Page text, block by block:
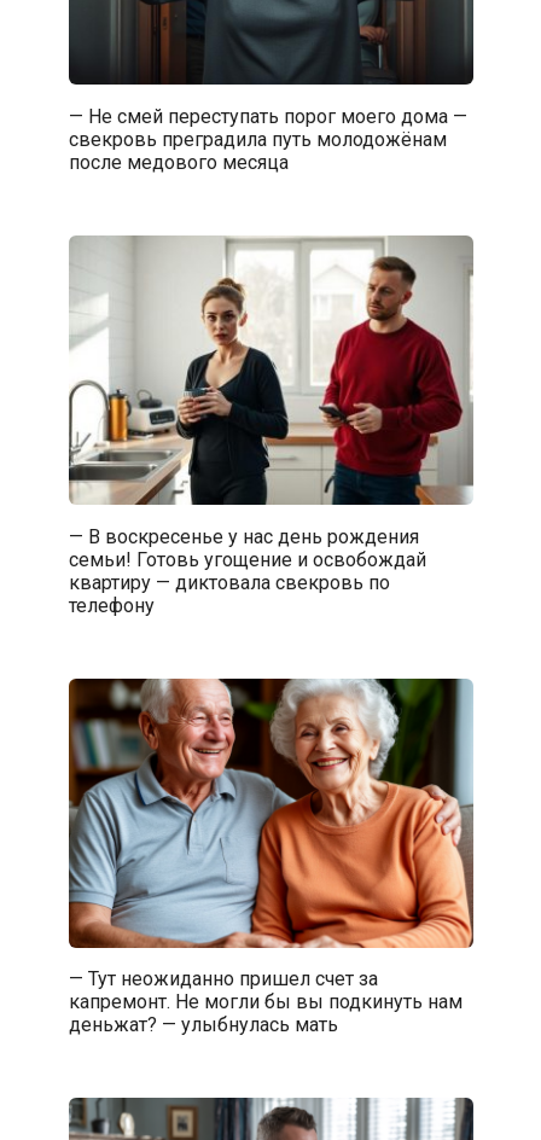
— Не смей переступать порог моего дома —
свекровь преградила путь молодожёнам
после медового месяца
— В воскресенье у нас день рождения
семьи! Готовь угощение и освобождай
квартиру — диктовала свекровь по
телефону
— Тут неожиданно пришел счет за
капремонт. Не могли бы вы подкинуть нам
деньжат? — улыбнулась мать